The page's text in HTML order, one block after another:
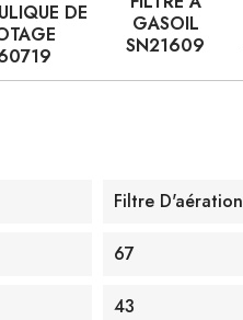
DE
GASOIL
SN21609
Filtre D'aération
67
43